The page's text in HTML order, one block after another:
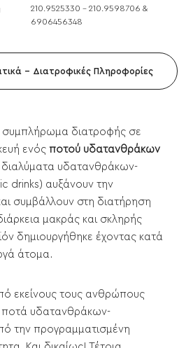
210.9525330 - 210.9598706 &
6906456348
- Διατροφικές Πληροφορίες
συμπλήρωμα διατροφής σε
ενός ποτού υδατανθράκων
διαλύματα υδατανθράκων-
drinks) αυξάνουν την
συμβάλλουν στη διατήρηση
μακράς και σκληρής
δημιουργήθηκε έχοντας κατά
άτομα.
εκείνους τους ανθρώπους
ποτά υδατανθράκων-
την προγραμματισμένη